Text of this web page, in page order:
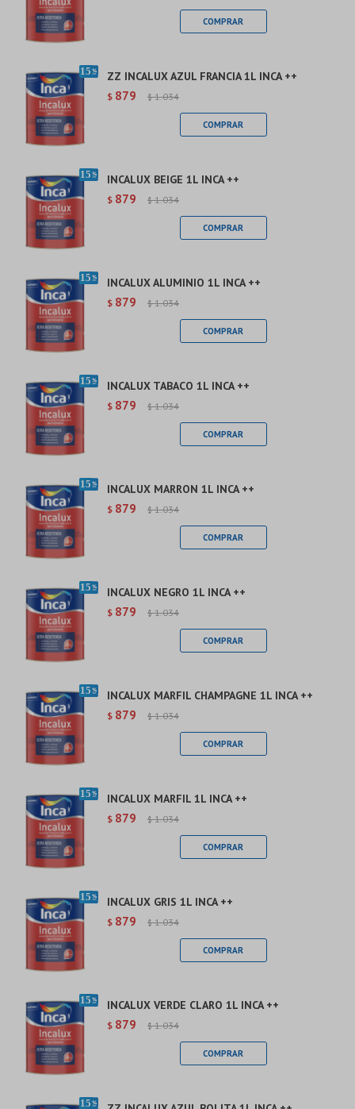
ZZ INCALUX AZUL FRANCIA 1L INCA ++
$ 879 $ 1.034
INCALUX BEIGE 1L INCA ++
$ 879 $ 1.034
INCALUX ALUMINIO 1L INCA ++
$ 879 $ 1.034
INCALUX TABACO 1L INCA ++
$ 879 $ 1.034
INCALUX MARRON 1L INCA ++
$ 879 $ 1.034
INCALUX NEGRO 1L INCA ++
$ 879 $ 1.034
INCALUX MARFIL CHAMPAGNE 1L INCA ++
$ 879 $ 1.034
INCALUX MARFIL 1L INCA ++
$ 879 $ 1.034
INCALUX GRIS 1L INCA ++
$ 879 $ 1.034
INCALUX VERDE CLARO 1L INCA ++
$ 879 $ 1.034